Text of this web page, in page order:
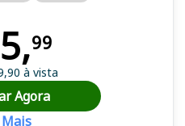
99
à vista
Agora